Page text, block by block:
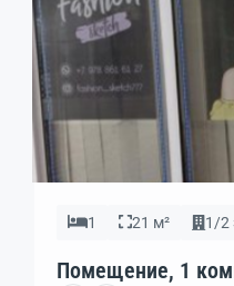
1 21 м² 1/2
Помещение, 1